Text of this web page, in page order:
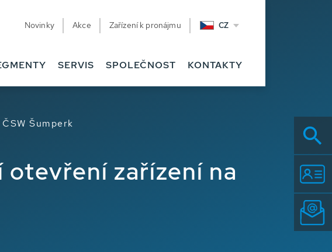
Novinky Akce Zařízení k pronájmu CZ
SERVIS SPOLEČNOST KONTAKTY
Šumperk
zařízení na